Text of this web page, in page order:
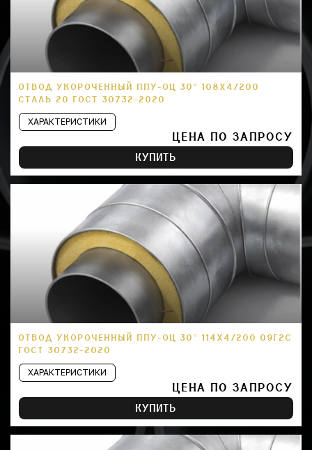
ОТВОД УКОРОЧЕННЫЙ ППУ-ОЦ 30° 108Х4/200
СТАЛЬ 20 ГОСТ 30732-2020
ХАРАКТЕРИСТИКИ
ЦЕНА ПО ЗАПРОСУ
КУПИТЬ
ОТВОД УКОРОЧЕННЫЙ ППУ-ОЦ 30° 114Х4/200 09Г2С
ГОСТ 30732-2020
ХАРАКТЕРИСТИКИ
ЦЕНА ПО ЗАПРОСУ
КУПИТЬ